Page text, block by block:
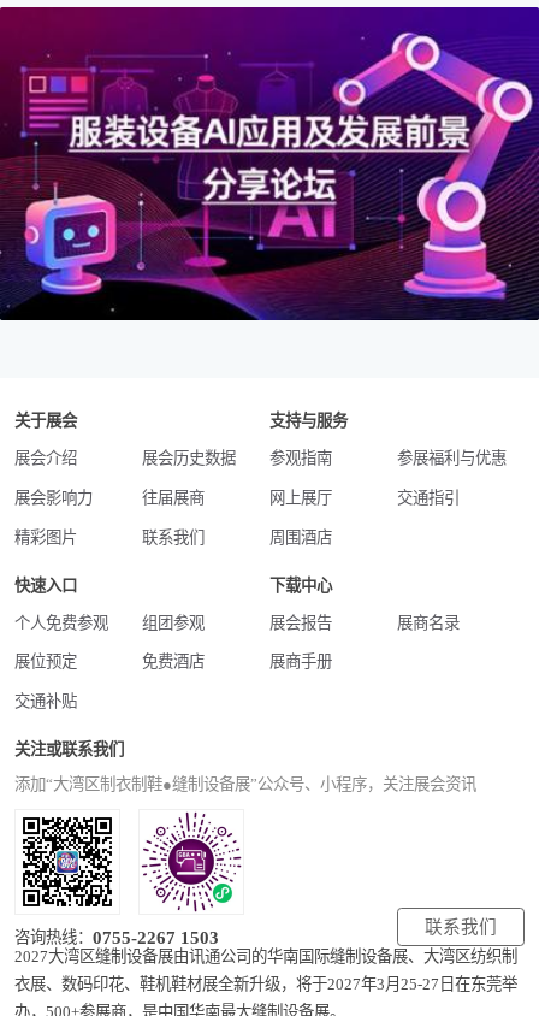
关于展会
展会介绍 展会历史数据
展会影响力 往届展商
精彩图片 联系我们
支持与服务
参观指南 参展福利与优惠
网上展厅 交通指引
周围酒店
快速入口
个人免费参观 组团参观
展位预定 免费酒店
交通补贴
下载中心
展会报告 展商名录
展商手册
关注或联系我们
添加“大湾区制衣制鞋●缝制设备展”公众号、小程序，关注展会资讯
咨询热线：0755-2267 1503
联系我们
2027大湾区缝制设备展由讯通公司的华南国际缝制设备展、大湾区纺织制
衣展、数码印花、鞋机鞋材展全新升级，将于2027年3月25-27日在东莞举
办，500+参展商，是中国华南最大缝制设备展。